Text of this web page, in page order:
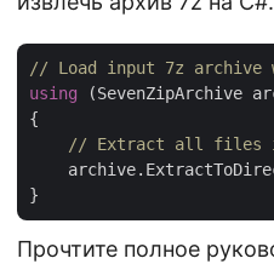
// Load input 7z archive
using (SevenZipArchive
{
// Extract all files in
Прочтите полное